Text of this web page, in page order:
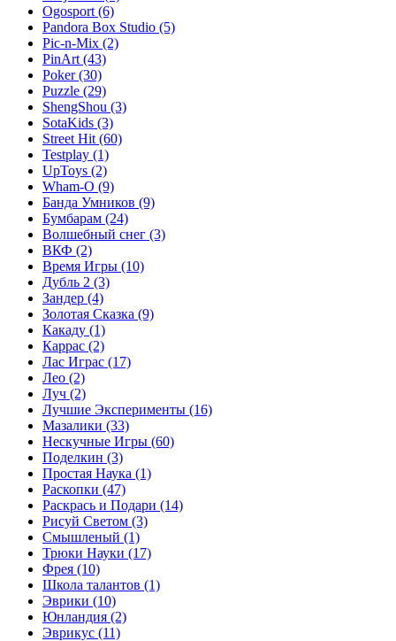
Ogosport (6)
Pandora Box Studio (5)
Pic-n-Mix (2)
PinArt (43)
Poker(30)
Puzzle (29)
ShengShou (3)
SotaKids (3)
Street Hit (60)
Testplay (1)
UpToys (2)
Wham-O (9)
Банда Умников (9)
Бумбарам (24)
Волшебный снег (3)
ВКФ (2)
Время Игры (10)
Дубль 2 (3)
Зандер (4)
Золотая Сказка (9)
Какаду (1)
Каррас (2)
Лас Играс (17)
Лео (2)
Луч (2)
Лучшие Эксперименты (16)
Мазалики (33)
Нескучные Игры (60)
Поделкин (3)
Простая Наука (1)
Раскопки (47)
Раскрась и Подари (14)
Рисуй Светом (3)
Смышленый (1)
Трюки Науки (17)
Фрея (10)
Школа талантов (1)
Эврики (10)
Юнландия (2)
Эврикус (11)